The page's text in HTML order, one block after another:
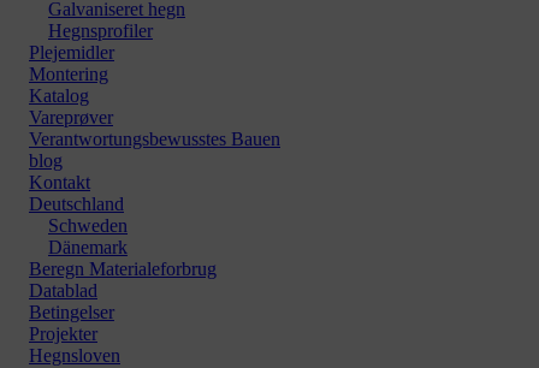
Galvaniseret hegn
Hegnsprofiler
Plejemidler
Montering
Katalog
Vareprøver
Verantwortungsbewusstes Bauen
blog
Kontakt
Deutschland
Schweden
Dänemark
Beregn Materialeforbrug
Datablad
Betingelser
Projekter
Hegnsloven